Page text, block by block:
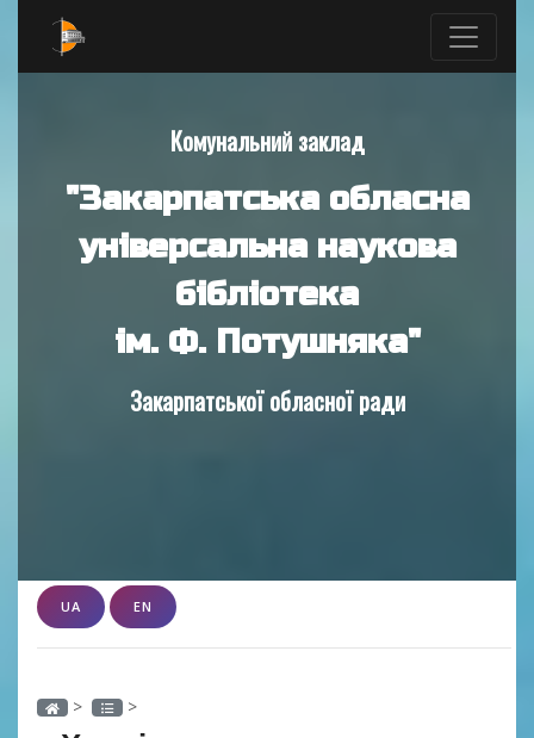
Комунальний заклад
"Закарпатська обласна
універсальна наукова
бібліотека
ім. Ф. Потушняка"
Закарпатської обласної ради
UA EN
> >